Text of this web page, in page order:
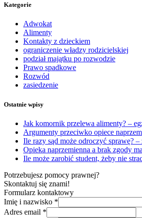
Kategorie
Adwokat
Alimenty
Kontakty z dzieckiem
ograniczenie władzy rodzicielskiej
podział majątku po rozwodzie
Prawo spadkowe
Rozwód
zasiedzenie
Ostatnie wpisy
Jak komornik przelewa alimenty? –
Argumenty przeciwko opiece
Ile razy sąd może odroczyć sprawę?
Opieka naprzemienna a brak zgody
Ile może zarobić student, żeby nie
Potrzebujesz pomocy prawnej?
Skontaktuj się znami!
Formularz kontaktowy
Imię i nazwisko *
Adres email *